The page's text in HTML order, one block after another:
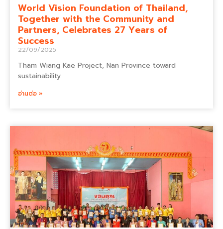
World Vision Foundation of Thailand,
Together with the Community and
Partners, Celebrates 27 Years of
Success
22/09/2025
Tham Wiang Kae Project, Nan Province toward
sustainability
อ่านต่อ »